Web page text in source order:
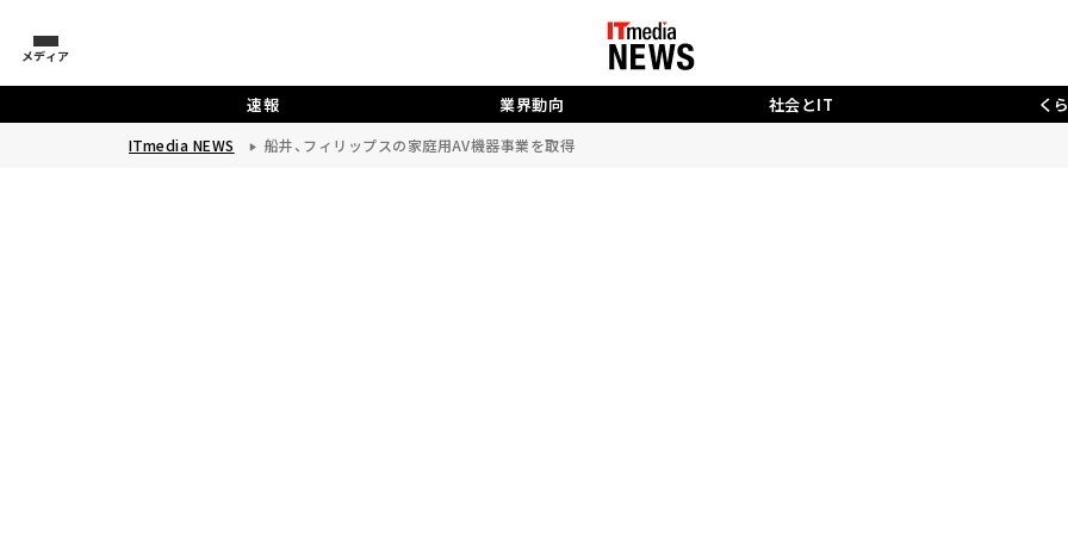
メディア
速報 業界動向 社会とIT く
ITmedia NEWS 船井、フィリップスの家庭用AV機器事業を取得